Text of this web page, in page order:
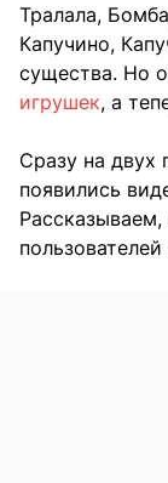
Тралала,
Капучино,
существа. Но
игрушек, а
Сразу на двух
появились